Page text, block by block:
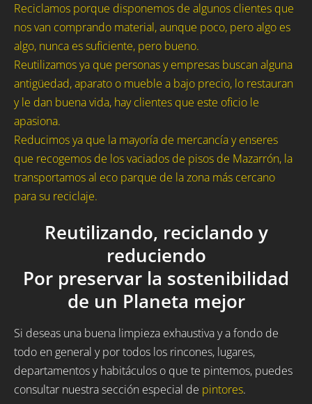
Reciclamos porque disponemos de algunos clientes que
nos van comprando material, aunque poco, pero algo es
algo, nunca es suficiente, pero bueno.
Reutilizamos ya que personas y empresas buscan alguna
antigüedad, aparato o mueble a bajo precio, lo restauran
y le dan buena vida, hay clientes que este oficio le
apasiona.
Reducimos ya que la mayoría de mercancía y enseres
que recogemos de los vaciados de pisos de Mazarrón, la
transportamos al eco parque de la zona más cercano
para su reciclaje.
Reutilizando, reciclando y
reduciendo
Por preservar la sostenibilidad
de un Planeta mejor
Si deseas una buena limpieza exhaustiva y a fondo de
todo en general y por todos los rincones, lugares,
departamentos y habitáculos o que te pintemos, puedes
consultar nuestra sección especial de pintores.